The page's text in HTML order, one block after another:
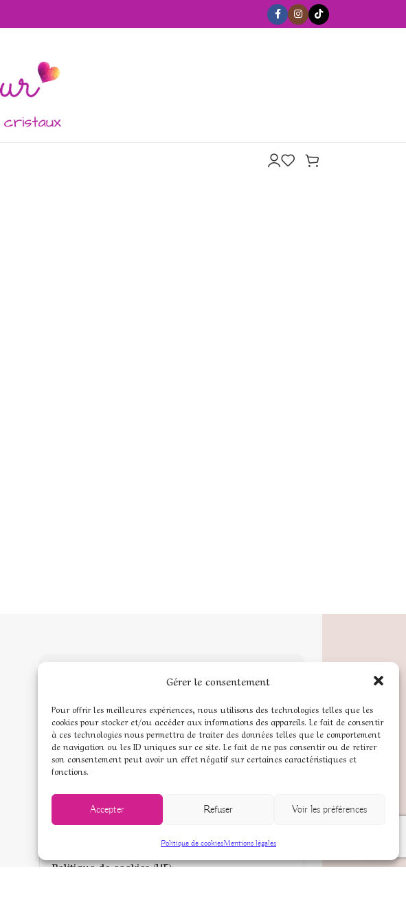
Gérer le consentement
Pour offrir les meilleures expériences, nous utilisons des technologies telles que les
cookies pour stocker et/ou accéder aux informations des appareils. Le fait de consentir
à ces technologies nous permettra de traiter des données telles que le comportement
de navigation ou les ID uniques sur ce site. Le fait de ne pas consentir ou de retirer
son consentement peut avoir un effet négatif sur certaines caractéristiques et
fonctions.
Accepter Refuser Voir les préférences
Politique de cookiesMentions légales
Accueil
Boutique de Pierres naturelles
Mon compte
Mentions légales
Politique de cookies (UE)